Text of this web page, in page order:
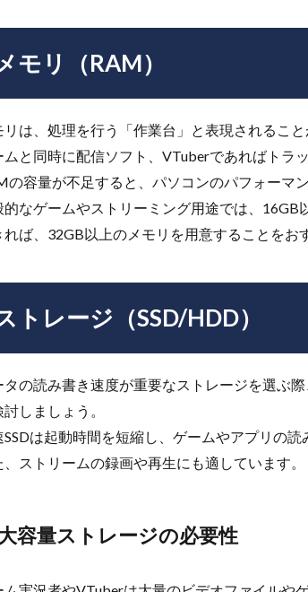
モリ（RAM）
リは、処理を行う「作業台」と表現されること
ムと同時に配信ソフト、VTuberであればトラ
の容量が不足すると、パソコンのパフォーマ
的なゲームやストリーミング用途では、16GB
れば、32GB以上のメモリを用意することをお
トレージ（SSD/HDD）
タの読み書き速度が重要なストレージを選ぶ
しましょう。
SSDは起動時間を短縮し、ゲームやアプリの読
、ストリームの録画や再生にも適しています。
容量ストレージの必要性